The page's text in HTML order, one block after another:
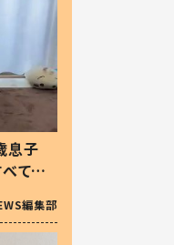
息子
べてを
許
編集部